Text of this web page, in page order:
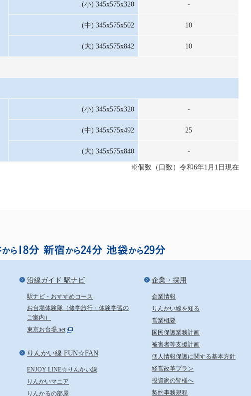
(小) 345x575x320 -
(中) 345x575x502 10
(大) 345x575x842 10
(小) 345x575x320 -
(中) 345x575x492 25
(大) 345x575x840 -
※個数（口数）令和6年1月1日現在
沿線ガイド 駅ナビ
駅ナビ・おすすめコース
お台場体験隊（修学旅行・体験学習の
ご案内）
東京お台場.net
りんかい線 FUN☆FAN
ENJOY LINE☆りんかい線
りんかいマニア
りんかるの部屋
企業・採用
企業情報
りんかい線を知る
営業概要
国民保護業務計画
被害者等支援計画
個人情報保護に関する基本方針
経営改革プラン
投資家の皆様へ
契約事務規程